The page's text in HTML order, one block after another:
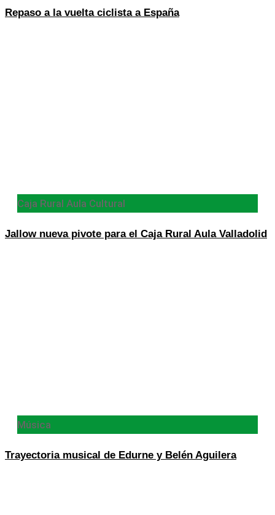
Repaso a la vuelta ciclista a España
Caja Rural Aula Cultural
Jallow nueva pivote para el Caja Rural Aula Valladolid
Música
Trayectoria musical de Edurne y Belén Aguilera